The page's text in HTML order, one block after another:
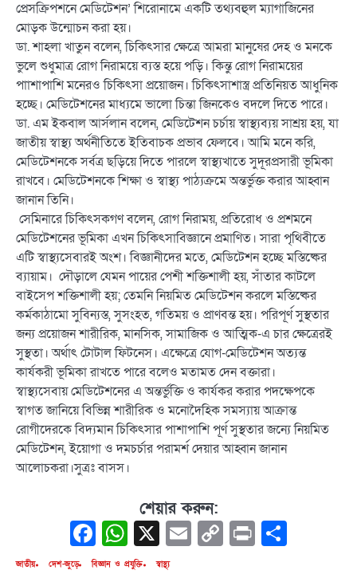
প্রেসক্রিপশনে মেডিটেশন’ শিরোনামে একটি তথ্যবহুল ম্যাগাজিনের
মোড়ক উন্মোচন করা হয়।
ডা. শাহলা খাতুন বলেন, চিকিৎসার ক্ষেত্রে আমরা মানুষের দেহ ও মনকে
ভুলে শুধুমাত্র রোগ নিরাময়ে ব্যস্ত হয়ে পড়ি। কিন্তু রোগ নিরাময়ের
পাাশাপাশি মনেরও চিকিৎসা প্রয়োজন। চিকিৎসাশাস্ত্র প্রতিনিয়ত আধুনিক
হচ্ছে। মেডিটেশনের মাধ্যমে ভালো চিন্তা জিনকেও বদলে দিতে পারে।
ডা. এম ইকবাল আর্সলান বলেন, মেডিটেশন চর্চায় স্বাস্থ্যব্যয় সাশ্রয় হয়, যা
জাতীয় স্বাস্থ্য অর্থনীতিতে ইতিবাচক প্রভাব ফেলবে। আমি মনে করি,
মেডিটেশনকে সর্বত্র ছড়িয়ে দিতে পারলে স্বাস্থ্যখাতে সুদূরপ্রসারী ভূমিকা
রাখবে। মেডিটেশনকে শিক্ষা ও স্বাস্থ্য পাঠ্যক্রমে অন্তর্ভুক্ত করার আহ্বান
জানান তিনি।
সেমিনারে চিকিৎসকগণ বলেন, রোগ নিরাময়, প্রতিরোধ ও প্রশমনে
মেডিটেশনের ভূমিকা এখন চিকিৎসাবিজ্ঞানে প্রমাণিত। সারা পৃথিবীতে
এটি স্বাস্থ্যসেবারই অংশ। বিজ্ঞানীদের মতে, মেডিটেশন হচ্ছে মস্তিষ্কের
ব্যায়াম। দৌড়ালে যেমন পায়ের পেশী শক্তিশালী হয়, সাঁতার কাটলে
বাইসেপ শক্তিশালী হয়; তেমনি নিয়মিত মেডিটেশন করলে মস্তিষ্কের
কর্মকাঠামো সুবিন্যস্ত, সুসংহত, গতিময় ও প্রাণবন্ত হয়। পরিপূর্ণ সুস্থতার
জন্য প্রয়োজন শারীরিক, মানসিক, সামাজিক ও আত্মিক-এ চার ক্ষেত্রেরই
সুস্থতা। অর্থাৎ টোটাল ফিটনেস। এক্ষেত্রে যোগ-মেডিটেশন অত্যন্ত
কার্যকরী ভূমিকা রাখতে পারে বলেও মতামত দেন বক্তারা।
স্বাস্থ্যসেবায় মেডিটেশনের এ অন্তর্ভুক্তি ও কার্যকর করার পদক্ষেপকে
স্বাগত জানিয়ে বিভিন্ন শারীরিক ও মনোদৈহিক সমস্যায় আক্রান্ত
রোগীদেরকে বিদ্যমান চিকিৎসার পাশাপাশি পূর্ণ সুস্থতার জন্যে নিয়মিত
মেডিটেশন, ইয়োগা ও দমচর্চার পরামর্শ দেয়ার আহ্বান জানান
আলোচকরা।সুত্রঃ বাসস।
শেয়ার করুন:
Facebook
WhatsApp
X EmailCopy
Print
জাতীয় দেশ-জুড়ে বিজ্ঞান ও প্রযুক্তি স্বাস্থ্য